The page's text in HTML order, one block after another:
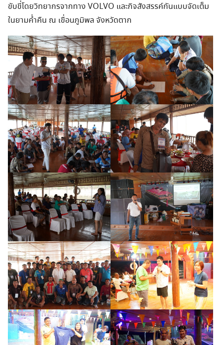
ขับขี่โดยวิทยากรจากทาง VOLVO และกิจสังสรรค์กันแบบจัดเต็ม
ในยามค่ำคืน ณ เขื่อนภูมิพล จังหวัดตาก